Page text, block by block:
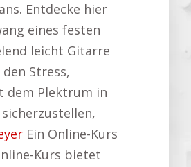
Entdecke hier
eines festen
leicht Gitarre
Stress,
dem Plektrum in
Ein Online-Kurs
Kurs bietet